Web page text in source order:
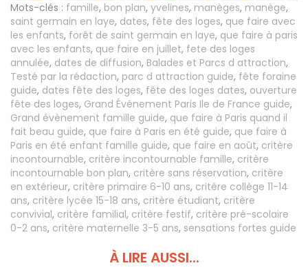
Mots-clés : famille, bon plan, yvelines, manèges, manège,
saint germain en laye, dates, fête des loges, que faire avec
les enfants, forêt de saint germain en laye, que faire à paris
avec les enfants, que faire en juillet, fete des loges
annulée, dates de diffusion, Balades et Parcs d attraction,
Testé par la rédaction, parc d attraction guide, fête foraine
guide, dates fête des loges, fête des loges dates, ouverture
fête des loges, Grand Événement Paris Ile de France guide,
Grand évènement famille guide, que faire à Paris quand il
fait beau guide, que faire à Paris en été guide, que faire à
Paris en été enfant famille guide, que faire en août, critère
incontournable, critère incontournable famille, critère
incontournable bon plan, critère sans réservation, critère
en extérieur, critère primaire 6-10 ans, critère collège 11-14
ans, critère lycée 15-18 ans, critère étudiant, critère
convivial, critère familial, critère festif, critère pré-scolaire
0-2 ans, critère maternelle 3-5 ans, sensations fortes guide
À LIRE AUSSI...